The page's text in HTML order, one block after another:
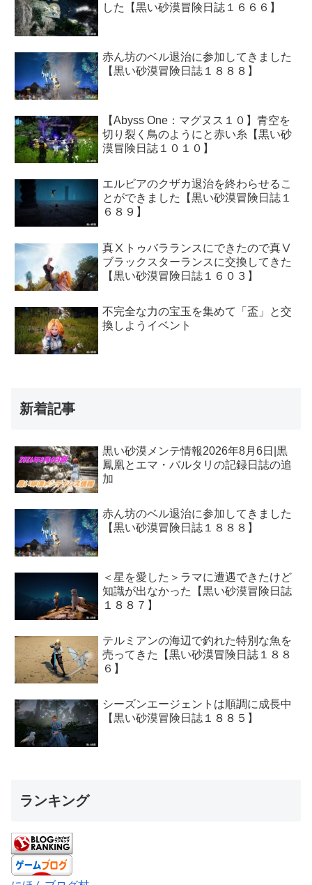
した【黒い砂漠冒険日誌１６６６】
赤ん坊のベル退治に参加してきました
【黒い砂漠冒険日誌１８８８】
【Abyss One：マグヌス１０】青空を
切り裂く鳥のようにと赤い糸【黒い砂
漠冒険日誌１０１０】
エルビアのクザカ退治を終わらせるこ
とができました【黒い砂漠冒険日誌１
６８９】
真Ⅹトゥバラランスにできたので真Ⅴ
ブラックスターランスに交換してきた
【黒い砂漠冒険日誌１６０３】
不完全な力の宝玉を集めて「盃」と交
換しようイベント
新着記事
黒い砂漠メンテ情報2026年8月6日|黒
鳳凰とエマ・バルタリの記録日誌の追
加
赤ん坊のベル退治に参加してきました
【黒い砂漠冒険日誌１８８８】
＜星を愛した＞ラマに遭遇できたけど
知識が出なかった【黒い砂漠冒険日誌
１８８７】
テルミアンの海辺で釣れた特別な魚を
売ってきた【黒い砂漠冒険日誌１８８
６】
シーズンエージェントは順調に成長中
【黒い砂漠冒険日誌１８８５】
ランキング